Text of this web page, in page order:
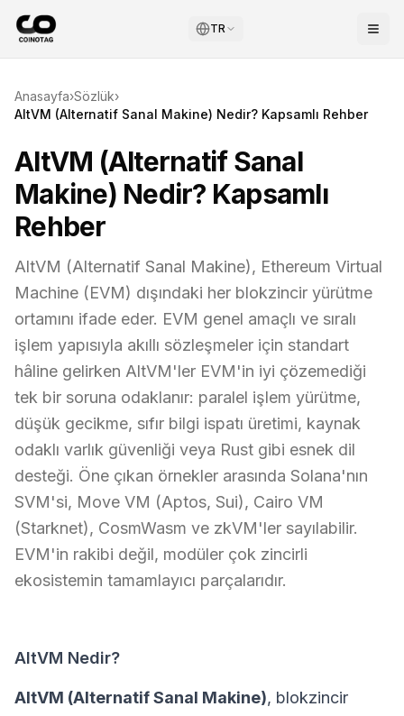
TR
Anasayfa›Sözlük›
AltVM (Alternatif Sanal Makine) Nedir? Kapsamlı Rehber
AltVM (Alternatif Sanal
Makine) Nedir? Kapsamlı
Rehber
AltVM (Alternatif Sanal Makine), Ethereum Virtual
Machine (EVM) dışındaki her blokzincir yürütme
ortamını ifade eder. EVM genel amaçlı ve sıralı
işlem yapısıyla akıllı sözleşmeler için standart
hâline gelirken AltVM'ler EVM'in iyi çözemediği
tek bir soruna odaklanır: paralel işlem yürütme,
düşük gecikme, sıfır bilgi ispatı üretimi, kaynak
odaklı varlık güvenliği veya Rust gibi esnek dil
desteği. Öne çıkan örnekler arasında Solana'nın
SVM'si, Move VM (Aptos, Sui), Cairo VM
(Starknet), CosmWasm ve zkVM'ler sayılabilir.
EVM'in rakibi değil, modüler çok zincirli
ekosistemin tamamlayıcı parçalarıdır.
AltVM Nedir?
AltVM (Alternatif Sanal Makine), blokzincir